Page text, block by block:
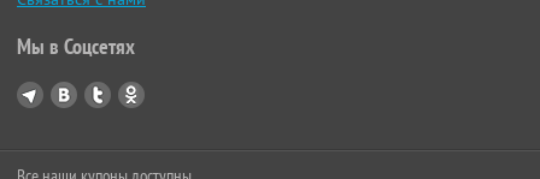
Мы в Соцсетях